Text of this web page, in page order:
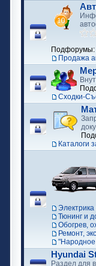
Подфорумы:
Продажа
Сходки-
Каталоги
Электрика
Тюнинг и
Обогрев,
Ремонт,
"Народное
Hyundai
Раздел для